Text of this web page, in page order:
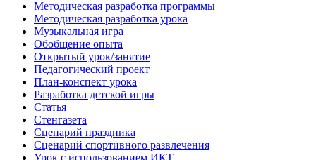
Методическая разработка программы
Методическая разработка урока
Музыкальная игра
Обобщение опыта
Открытый урок/занятие
Педагогический проект
План-конспект урока
Разработка детской игры
Статья
Стенгазета
Сценарий праздника
Сценарий спортивного развлечения
Урок с использованием ИКТ